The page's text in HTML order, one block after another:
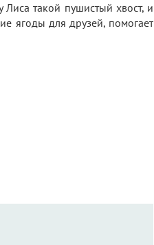
Лиса такой пушистый хвост, и
ягоды для друзей, помогает